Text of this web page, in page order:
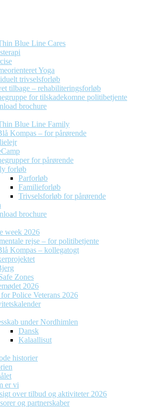
Blue Line Cares
Yoga
trivselsforløb
tilbage – rehabiliteringsforløb
for tilskadekomne politibetjente
brochure
Blue Line Family
Kompas – for pårørende
for pårørende
forløb
Parforløb
Familieforløb
Trivselsforløb for pårørende
brochure
week 2026
rejse – for politibetjente
Kompas – kollegatogt
Zones
2026
Police Veterans 2026
under Nordhimlen
Dansk
Kalaallisut
historier
er vi
over tilbud og aktiviteter 2026
og partnerskaber